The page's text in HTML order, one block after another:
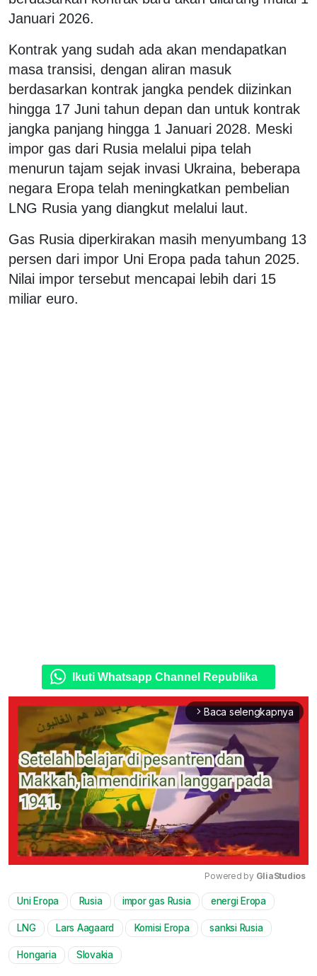
Januari 2026.
Kontrak yang sudah ada akan mendapatkan
masa transisi, dengan aliran masuk
berdasarkan kontrak jangka pendek diizinkan
hingga 17 Juni tahun depan dan untuk kontrak
jangka panjang hingga 1 Januari 2028. Meski
impor gas dari Rusia melalui pipa telah
menurun tajam sejak invasi Ukraina, beberapa
negara Eropa telah meningkatkan pembelian
LNG Rusia yang diangkut melalui laut.
Gas Rusia diperkirakan masih menyumbang 13
persen dari impor Uni Eropa pada tahun 2025.
Nilai impor tersebut mencapai lebih dari 15
miliar euro.
Ikuti Whatsapp Channel Republika
arrow_forward_ios Baca selengkapnya
Mute
Powered by GliaStudios
Uni Eropa Rusia impor gas Rusia energi Eropa
LNG Lars Aagaard Komisi Eropa sanksi Rusia
Hongaria Slovakia